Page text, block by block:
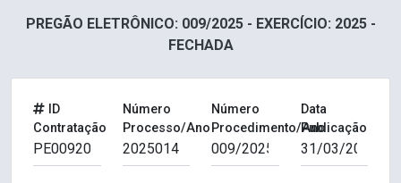
PREGÃO ELETRÔNICO: 009/2025 - EXERCÍCIO: 2025 -
FECHADA
ID
Contratação
Número
Processo/Ano
Número
Procedimento/Ano
Data
Publicação